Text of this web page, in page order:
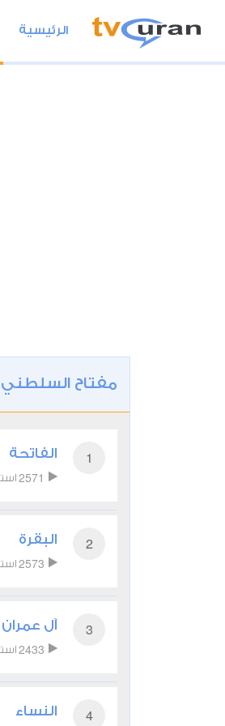
الرئيسية
مفتاح
1 الفاتحة
2571
2 البقرة
2573
3 آل عمران
2433
4 النساء